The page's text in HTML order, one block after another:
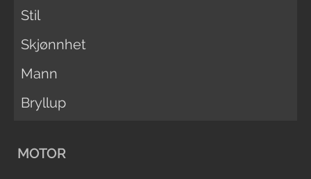
Stil
Skjønnhet
Mann
Bryllup
MOTOR